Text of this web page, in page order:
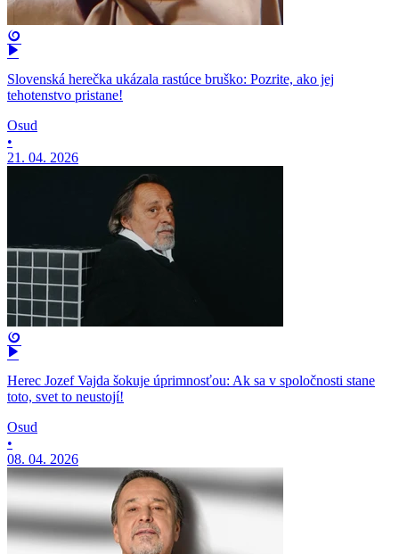
Slovenská herečka ukázala rastúce bruško: Pozrite, ako jej
tehotenstvo pristane!
Osud
•
21. 04. 2026
Herec Jozef Vajda šokuje úprimnosťou: Ak sa v spoločnosti stane
toto, svet to neustojí!
Osud
•
08. 04. 2026